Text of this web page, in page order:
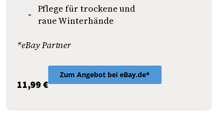
Pflege für trockene und
raue Winterhände
*eBay Partner
11,99 €
Zum Angebot bei eBay.de*